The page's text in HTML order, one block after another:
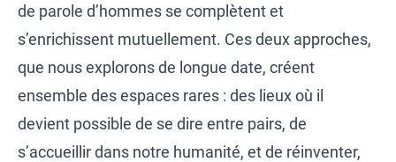
de parole d’hommes se complètent et
s’enrichissent mutuellement. Ces deux approches,
que nous explorons de longue date, créent
ensemble des espaces rares : des lieux où il
devient possible de se dire entre pairs, de
s’accueillir dans notre humanité, et de réinventer,